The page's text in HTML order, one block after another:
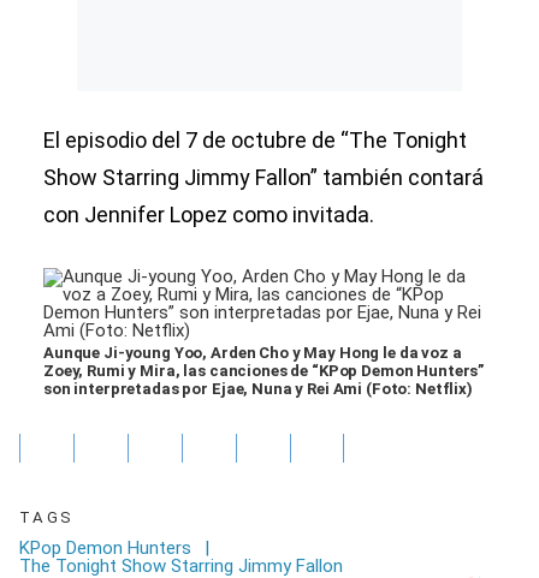
El episodio del 7 de octubre de “The Tonight
Show Starring Jimmy Fallon” también contará
con Jennifer Lopez como invitada.
Aunque Ji-young Yoo, Arden Cho y May Hong le da voz a
Zoey, Rumi y Mira, las canciones de “KPop Demon Hunters”
son interpretadas por Ejae, Nuna y Rei Ami (Foto: Netflix)
TAGS
KPop Demon Hunters
|
The Tonight Show Starring Jimmy Fallon